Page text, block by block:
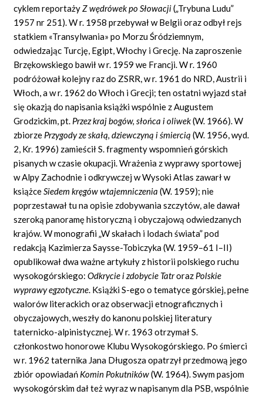
cyklem reportażyZ wędrówek po Słowacji(„Trybuna Ludu”
1957 nr 251). W r. 1958 przebywał w Belgii oraz odbył rejs
statkiem «Transylwania» po Morzu Śródziemnym,
odwiedzając Turcję, Egipt, Włochy i Grecję. Na zaproszenie
Brzękowskiego bawił w r. 1959 we Francji. W r. 1960
podróżował kolejny raz do ZSRR, w r. 1961 do NRD, Austrii i
Włoch, a w r. 1962 do Włoch i Grecji; ten ostatni wyjazd stał
się okazją do napisania książki wspólnie z Augustem
Grodzickim, pt. Przez kraj bogów, słońca i oliwek(W. 1966). W
zbiorze Przygody ze skałą, dziewczyną i śmiercią (W. 1956, wyd.
2, Kr. 1996) zamieścił S. fragmenty wspomnień górskich
pisanych w czasie okupacji. Wrażenia z wyprawy sportowej
w Alpy Zachodnie i odkrywczej w Wysoki Atlas zawarł w
książceSiedem kręgów wtajemniczenia (W. 1959); nie
poprzestawał tu na opisie zdobywania szczytów, ale dawał
szeroką panoramę historyczną i obyczajową odwiedzanych
krajów. W monografii „W skałach i lodach świata” pod
redakcją Kazimierza Saysse-Tobiczyka (W. 1959–61 I–II)
opublikował dwa ważne artykuły z historii polskiego ruchu
wysokogórskiego:Odkrycie i zdobycie Tatroraz Polskie
wyprawy egzotyczne. Książki S-ego o tematyce górskiej, pełne
walorów literackich oraz obserwacji etnograficznych i
obyczajowych, weszły do kanonu polskiej literatury
taternicko-alpinistycznej. W r. 1963 otrzymał S.
członkostwo honorowe Klubu Wysokogórskiego. Po śmierci
w r. 1962 taternika Jana Długosza opatrzył przedmową jego
zbiór opowiadań Komin Pokutników(W. 1964). Swym pasjom
wysokogórskim dał też wyraz w napisanym dla PSB, wspólnie